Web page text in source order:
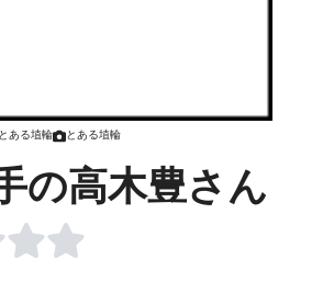
ある埴輪 とある埴輪
の高木豊さん